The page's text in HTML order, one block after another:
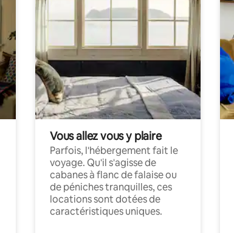
Vous allez vous y plaire
Parfois, l'hébergement fait le
voyage. Qu'il s'agisse de
cabanes à flanc de falaise ou
de péniches tranquilles, ces
locations sont dotées de
caractéristiques uniques.